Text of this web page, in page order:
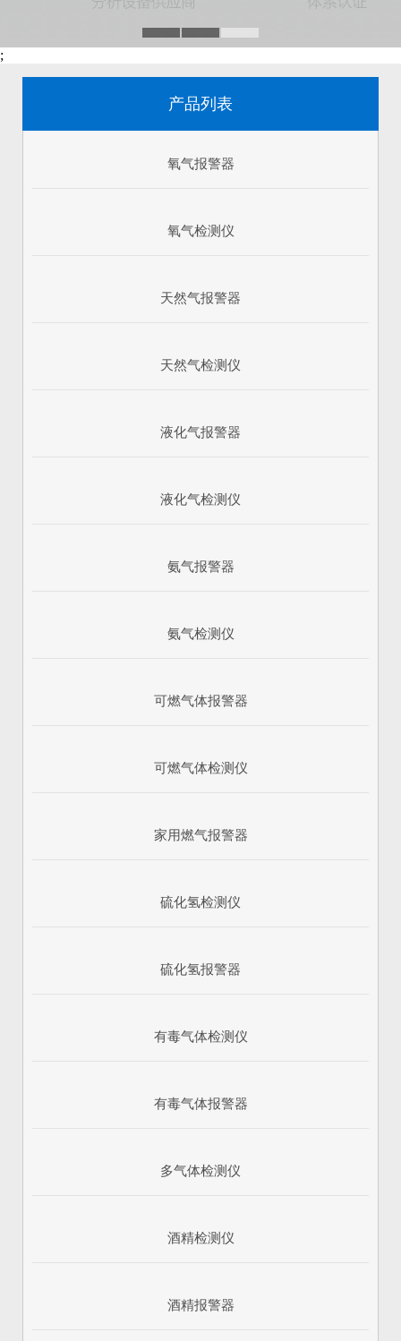
;
产品列表
氧气报警器
氧气检测仪
天然气报警器
天然气检测仪
液化气报警器
液化气检测仪
氨气报警器
氨气检测仪
可燃气体报警器
可燃气体检测仪
家用燃气报警器
硫化氢检测仪
硫化氢报警器
有毒气体检测仪
有毒气体报警器
多气体检测仪
酒精检测仪
酒精报警器